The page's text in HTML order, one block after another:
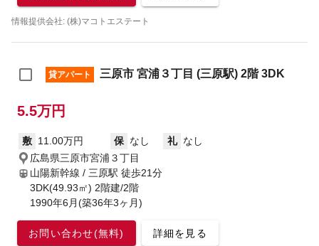
情報提供会社: (株)マコトエステート
貸アパート 三原市 宮浦３丁目 (三原駅) 2階 3DK
5.5万円
敷 11.00万円 保 なし 礼 なし
広島県三原市宮浦３丁目
山陽新幹線 / 三原駅 徒歩21分
3DK(49.93㎡) 2階建/2階
1990年6月(築36年3ヶ月)
お問い合わせ(無料) 詳細を見る